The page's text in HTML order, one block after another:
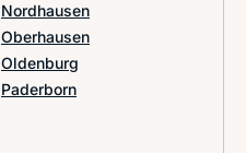
Nordhausen
Oberhausen
Oldenburg
Paderborn